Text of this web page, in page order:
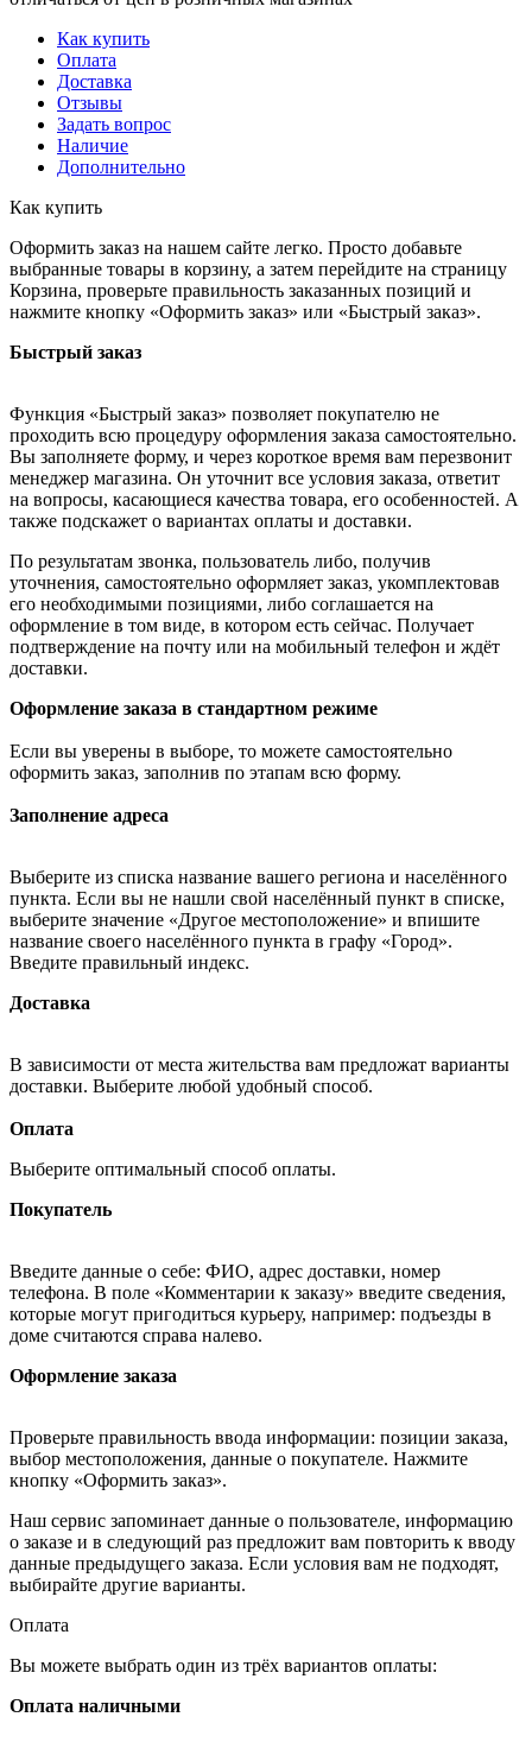
Как купить
Оплата
Доставка
Отзывы
Задать вопрос
Наличие
Дополнительно
Как купить
Оформить заказ на нашем сайте легко. Просто добавьте
выбранные товары в корзину, а затем перейдите на страницу
Корзина, проверьте правильность заказанных позиций и
нажмите кнопку «Оформить заказ» или «Быстрый заказ».
Быстрый заказ
Функция «Быстрый заказ» позволяет покупателю не
проходить всю процедуру оформления заказа самостоятельно.
Вы заполняете форму, и через короткое время вам перезвонит
менеджер магазина. Он уточнит все условия заказа, ответит
на вопросы, касающиеся качества товара, его особенностей. А
также подскажет о вариантах оплаты и доставки.
По результатам звонка, пользователь либо, получив
уточнения, самостоятельно оформляет заказ, укомплектовав
его необходимыми позициями, либо соглашается на
оформление в том виде, в котором есть сейчас. Получает
подтверждение на почту или на мобильный телефон и ждёт
доставки.
Оформление заказа в стандартном режиме
Если вы уверены в выборе, то можете самостоятельно
оформить заказ, заполнив по этапам всю форму.
Заполнение адреса
Выберите из списка название вашего региона и населённого
пункта. Если вы не нашли свой населённый пункт в списке,
выберите значение «Другое местоположение» и впишите
название своего населённого пункта в графу «Город».
Введите правильный индекс.
Доставка
В зависимости от места жительства вам предложат варианты
доставки. Выберите любой удобный способ.
Оплата
Выберите оптимальный способ оплаты.
Покупатель
Введите данные о себе: ФИО, адрес доставки, номер
телефона. В поле «Комментарии к заказу» введите сведения,
которые могут пригодиться курьеру, например: подъезды в
доме считаются справа налево.
Оформление заказа
Проверьте правильность ввода информации: позиции заказа,
выбор местоположения, данные о покупателе. Нажмите
кнопку «Оформить заказ».
Наш сервис запоминает данные о пользователе, информацию
о заказе и в следующий раз предложит вам повторить к вводу
данные предыдущего заказа. Если условия вам не подходят,
выбирайте другие варианты.
Оплата
Вы можете выбрать один из трёх вариантов оплаты:
Оплата наличными